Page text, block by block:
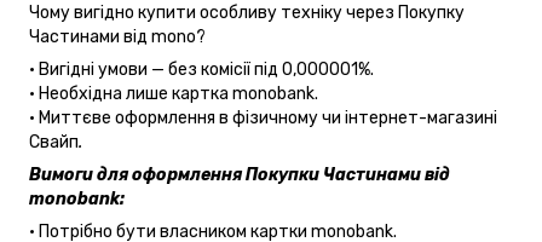
Чому вигідно купити особливу техніку через Покупку
Частинами від mono?
• Вигідні умови — без комісії під 0,000001%.
• Необхідна лише картка monobank.
• Миттєве оформлення в фізичному чи інтернет-магазині
Cвайп.
Вимоги для оформлення Покупки Частинами від
monobank:
• Потрібно бути власником картки monobank.